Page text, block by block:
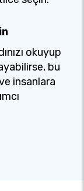
okuyup
bu
insanlara